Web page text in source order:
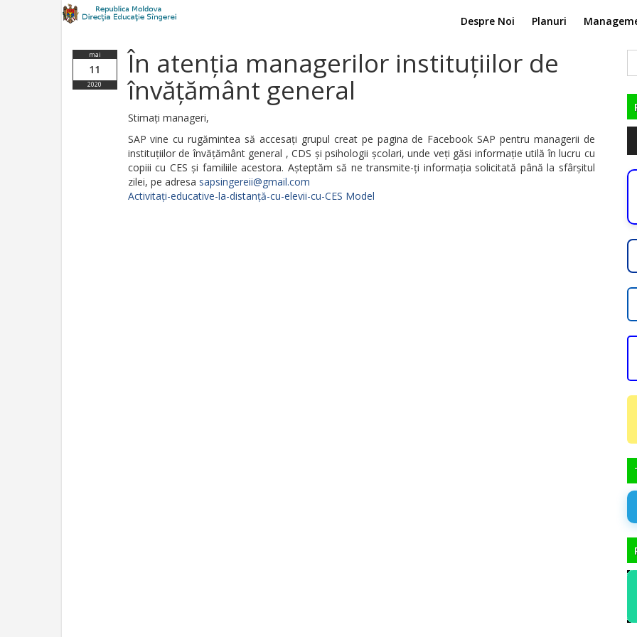
Despre Noi Planuri
mai
11
2020
În atenția managerilor instituțiilor de
învățământ general
Stimați manageri,
SAP vine cu rugămintea să accesați grupul creat pe pagina de Facebook SAP pentru managerii de
instituțiilor de învățământ general , CDS și psihologii școlari, unde veți găsi informație utilă în lucru cu
copiii cu CES și familiile acestora. Așteptăm să ne transmite-ți informația solicitată până la sfârșitul
zilei, pe adresa sapsingereii@gmail.com
Activitați-educative-la-distanță-cu-elevii-cu-CES Model